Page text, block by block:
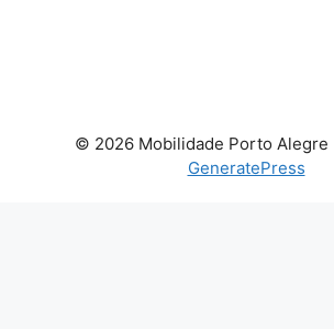
© 2026 Mobilidade Porto Alegre
GeneratePress